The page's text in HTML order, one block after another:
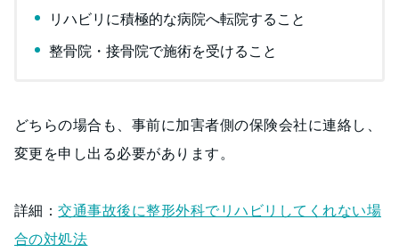
リハビリに積極的な病院へ転院すること
整骨院・接骨院で施術を受けること
どちらの場合も、事前に加害者側の保険会社に連絡し、
変更を申し出る必要があります。
詳細：交通事故後に整形外科でリハビリしてくれない場
合の対処法